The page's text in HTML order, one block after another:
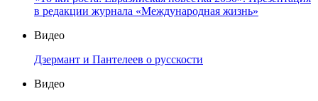
в редакции журнала «Международная жизнь»
Видео
Дзермант и Пантелеев о русскости
Видео